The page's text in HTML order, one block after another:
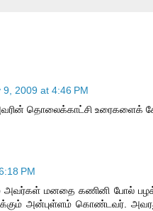
9, 2009 at 4:46 PM
தொலைக்காட்சி உரைகளைக்
PM
அவர்கள் மனதை கணினி போல்
அன்புள்ளம் கொண்டவர்.